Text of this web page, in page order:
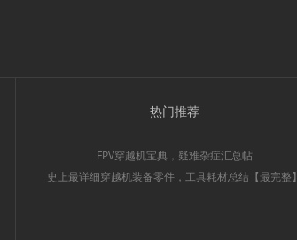
热门推荐
FPV穿越机宝典，疑难杂症汇总帖
史上最详细穿越机装备零件，工具耗材总结【最完整】